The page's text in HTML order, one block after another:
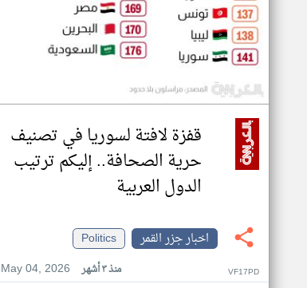
قفزة لافتة لسوريا في تصنيف
حرية الصحافة.. إليكم ترتيب
الدول العربية
اخبار جزر القمر
Politics
May 04, 2026
منذ ٣ أشهر VF17PD